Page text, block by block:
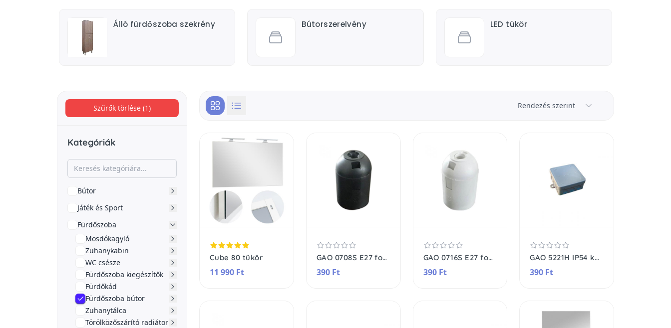
Álló fürdőszoba szekrény Bútorszerelvény LED tükör
Szűrők törlése (1)
Kategóriák
Bútor
Játék és Sport
Fürdőszoba
Mosdókagyló
Zuhanykabin
WC csésze
Fürdőszoba kiegészítők
Fürdőkád
Fürdőszoba bútor
Zuhanytálca
Törölközőszárító radiátor
Rendezés szerint
Cube 80 tükör
11 990 Ft
GAO 0708S E27 foglalat, 60 W, fekete
390 Ft
GAO 0716S E27 foglalat, 60 W, fehér
390 Ft
GAO 5221H IP54 kötődoboz, 85 x 85 mm, falon kívüli, vízmentes, szürke
390 Ft